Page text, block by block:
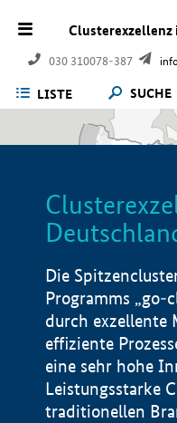
Clusterexzellenz
030 310078-387
LISTE SUCHE
Die
Programms „go-
durch exzellente
effiziente
eine sehr hohe
Leistungsstarke
traditionellen